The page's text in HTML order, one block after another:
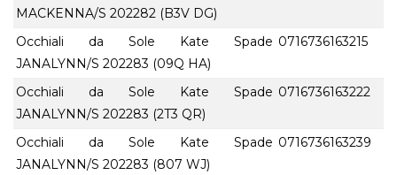
MACKENNA/S 202282 (B3V DG)
Occhiali da Sole Kate Spade
JANALYNN/S 202283 (09Q HA)
0716736163215
Occhiali da Sole Kate Spade
JANALYNN/S 202283 (2T3 QR)
0716736163222
Occhiali da Sole Kate Spade
JANALYNN/S 202283 (807 WJ)
0716736163239